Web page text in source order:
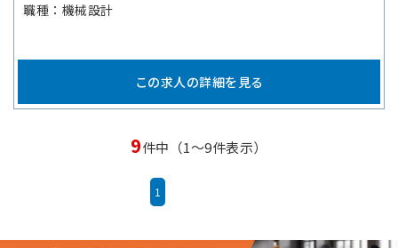
職種
機械設計
この求人の詳細を見る
9件中（1～9件表示）
1